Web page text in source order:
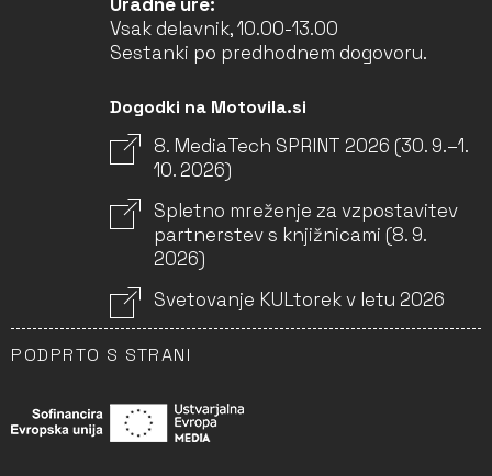
Vsak delavnik, 10.00-13.00
Sestanki po predhodnem dogovoru.
Dogodki na Motovila.si
8. MediaTech SPRINT 2026 (30. 9.–1.
10. 2026)
Spletno mreženje za vzpostavitev
partnerstev s knjižnicami (8. 9.
2026)
Svetovanje KULtorek v letu 2026
PODPRTO S STRANI